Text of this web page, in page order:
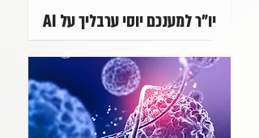
יו"ר למענכם יוסי ערבליך על AI